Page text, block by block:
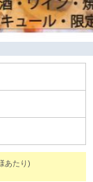
あたり)